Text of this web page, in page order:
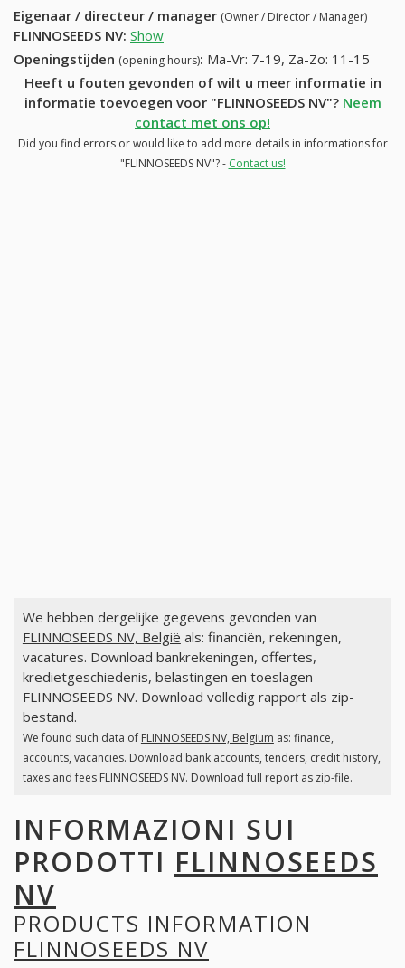
Eigenaar / directeur / manager (Owner / Director / Manager)
FLINNOSEEDS NV: Show
Openingstijden (opening hours): Ma-Vr: 7-19, Za-Zo: 11-15
Heeft u fouten gevonden of wilt u meer informatie in
informatie toevoegen voor "FLINNOSEEDS NV"? Neem
contact met ons op!
Did you find errors or would like to add more details in informations for
"FLINNOSEEDS NV"? - Contact us!
We hebben dergelijke gegevens gevonden van
FLINNOSEEDS NV, België als: financiën, rekeningen,
vacatures. Download bankrekeningen, offertes,
kredietgeschiedenis, belastingen en toeslagen
FLINNOSEEDS NV. Download volledig rapport als zip-
bestand.
We found such data of FLINNOSEEDS NV, Belgium as: finance,
accounts, vacancies. Download bank accounts, tenders, credit history,
taxes and fees FLINNOSEEDS NV. Download full report as zip-file.
INFORMAZIONI SUI
PRODOTTI FLINNOSEEDS
NV
PRODUCTS INFORMATION
FLINNOSEEDS NV